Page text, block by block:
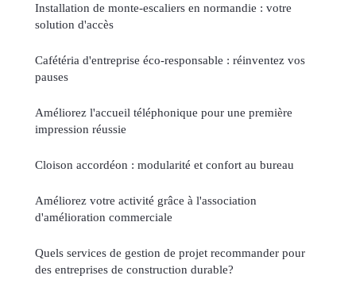
Installation de monte-escaliers en normandie : votre
solution d'accès
Cafétéria d'entreprise éco-responsable : réinventez vos
pauses
Améliorez l'accueil téléphonique pour une première
impression réussie
Cloison accordéon : modularité et confort au bureau
Améliorez votre activité grâce à l'association
d'amélioration commerciale
Quels services de gestion de projet recommander pour
des entreprises de construction durable?